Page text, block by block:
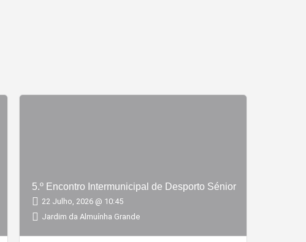
5.º Encontro Intermunicipal de Desporto Sénior
22 Julho, 2026 @ 10:45
Jardim da Almuínha Grande